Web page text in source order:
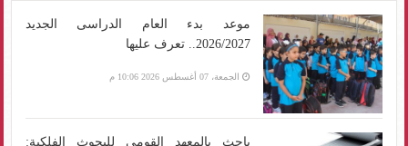
موعد بدء العام الدراسى الجديد
2026/2027.. تعرف عليها
الجمعة، 07 أغسطس 2026 10:06 م
باحث بالمعهد القومي للبحوث الفلكية: